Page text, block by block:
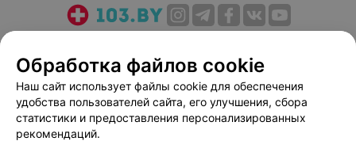
Медицинский маркетинг
Публичный договор
Пользовательское соглашение
Способы оплаты
Вакансии
Партнеры
Написать руководителю 103.by
Обработка файлов cookie
Наш сайт использует файлы cookie для обеспечения
удобства пользователей сайта, его улучшения, сбора
статистики и предоставления персонализированных
рекомендаций.